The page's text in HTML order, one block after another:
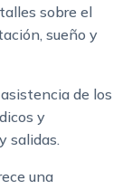
sobre el
sueño y
de los
y
salidas.
una